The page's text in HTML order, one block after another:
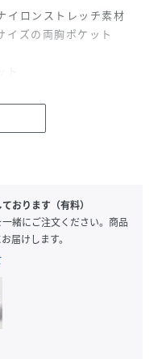
イロンストレッチ素材
イズの両胸ポケット
すすめ
ンウィーブ（コットン
、ポリウレタン2%)
おります（有料）
緒にご注文ください。商品
届けします。